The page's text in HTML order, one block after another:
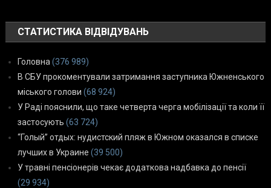
СТАТИСТИКА ВІДВІДУВАНЬ
Головна (376 989)
В СБУ прокоментували затримання заступника Южненського
міського голови (68 924)
У Раді пояснили, що таке четверта черга мобілізації та коли її
застосують (63 724)
“Голый” отдых: нудистский пляж в Южном оказался в списке
лучших в Украине (39 500)
У травні пенсіонерів чекає додаткова надбавка до пенсії
(29 934)